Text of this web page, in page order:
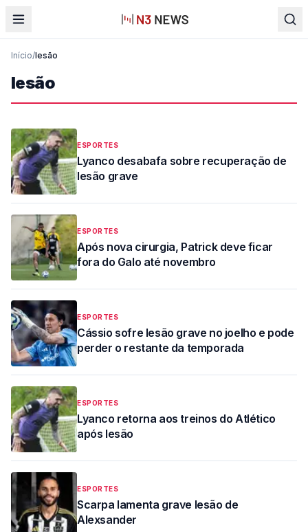
Início/lesão
lesão
ESPORTES
Lyanco desabafa sobre recuperação de
lesão grave
ESPORTES
Após nova cirurgia, Patrick deve ficar
fora do Galo até novembro
ESPORTES
Cássio sofre lesão grave no joelho e pode
perder o restante da temporada
ESPORTES
Lyanco retorna aos treinos do Atlético
após lesão
ESPORTES
Scarpa lamenta grave lesão de
Alexsander